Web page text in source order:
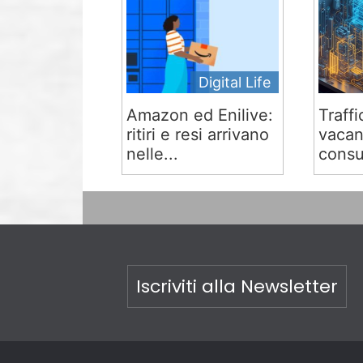
Digital Life
Amazon ed Enilive:
ritiri e resi arrivano
nelle...
Iscriviti alla Newsletter